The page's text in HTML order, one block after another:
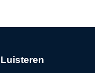
Luisteren